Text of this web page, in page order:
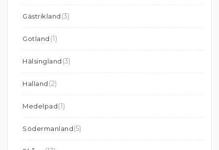
Gästrikland (3)
Gotland (1)
Hälsingland (3)
Halland (2)
Medelpad(1)
Södermanland(5)